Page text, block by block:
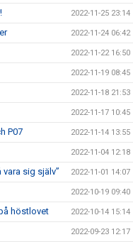
2022-11-25 23:14
2022-11-24 06:42
2022-11-22 16:50
2022-11-19 08:45
2022-11-18 21:53
2022-11-17 10:45
P07 2022-11-14 13:55
2022-11-04 12:18
sig själv” 2022-11-01 14:07
2022-10-19 09:40
höstlovet 2022-10-14 15:14
2022-09-23 12:17